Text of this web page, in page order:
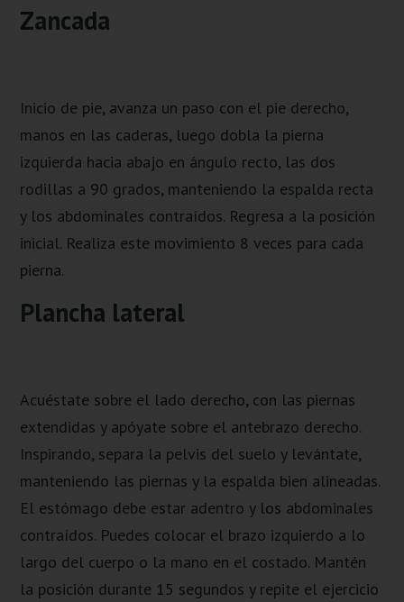
Zancada
Inicio de pie, avanza un paso con el pie derecho,
manos en las caderas, luego dobla la pierna
izquierda hacia abajo en ángulo recto, las dos
rodillas a 90 grados, manteniendo la espalda recta
y los abdominales contraídos. Regresa a la posición
inicial. Realiza este movimiento 8 veces para cada
pierna.
Plancha lateral
Acuéstate sobre el lado derecho, con las piernas
extendidas y apóyate sobre el antebrazo derecho.
Inspirando, separa la pelvis del suelo y levántate,
manteniendo las piernas y la espalda bien alineadas.
El estómago debe estar adentro y los abdominales
contraídos. Puedes colocar el brazo izquierdo a lo
largo del cuerpo o la mano en el costado. Mantén
la posición durante 15 segundos y repite el ejercicio